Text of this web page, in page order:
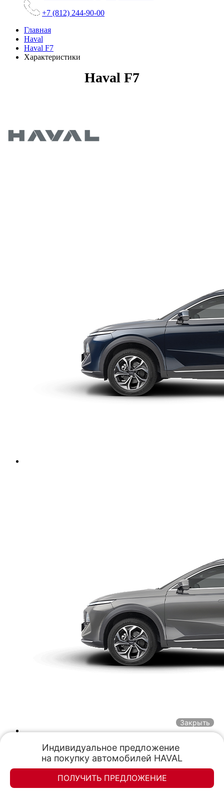
+7 (812) 244-90-00
Главная
Haval
Haval F7
Характеристики
Haval F7
Закрыть
Индивидуальное предложение
на покупку автомобилей HAVAL
ПОЛУЧИТЬ ПРЕДЛОЖЕНИЕ
Элан-моторс
Элан-моторс